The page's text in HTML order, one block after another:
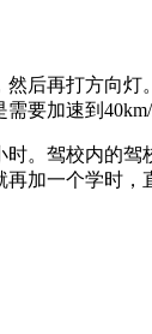
后再打方向
要加速到40km/
。驾校内的驾
加一个学时